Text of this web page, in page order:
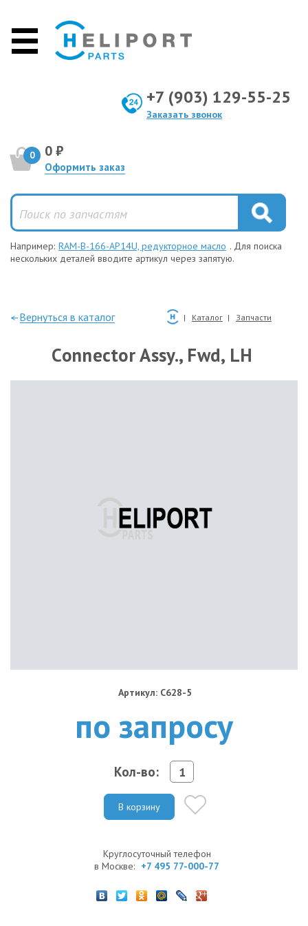
+7 (903) 129-55-25
Заказать звонок
0 0 ₽
Оформить заказ
Например: RAM-B-166-AP14U, редукторное масло . Для поиска
нескольких деталей вводите артикул через запятую.
—Вернуться в каталог Каталог Запчасти
Connector Assy., Fwd, LH
Артикул: C628-5
по запросу
Кол-во:
В корзину
Круглосуточный телефон
в Москве: +7 495 77-000-77